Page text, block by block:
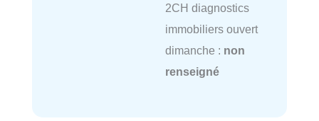
2CH diagnostics
immobiliers ouvert
dimanche : non
renseigné